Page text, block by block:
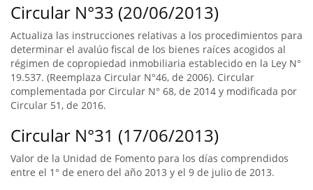
Circular N°33 (20/06/2013)
Actualiza las instrucciones relativas a los procedimientos para
determinar el avalúo fiscal de los bienes raíces acogidos al
régimen de copropiedad inmobiliaria establecido en la Ley N°
19.537. (Reemplaza Circular N°46, de 2006). Circular
complementada por Circular N° 68, de 2014 y modificada por
Circular 51, de 2016.
Circular N°31 (17/06/2013)
Valor de la Unidad de Fomento para los días comprendidos
entre el 1° de enero del año 2013 y el 9 de julio de 2013.